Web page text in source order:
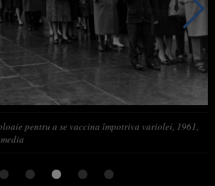
pentru a se vaccina împotriva variolei, 1961,